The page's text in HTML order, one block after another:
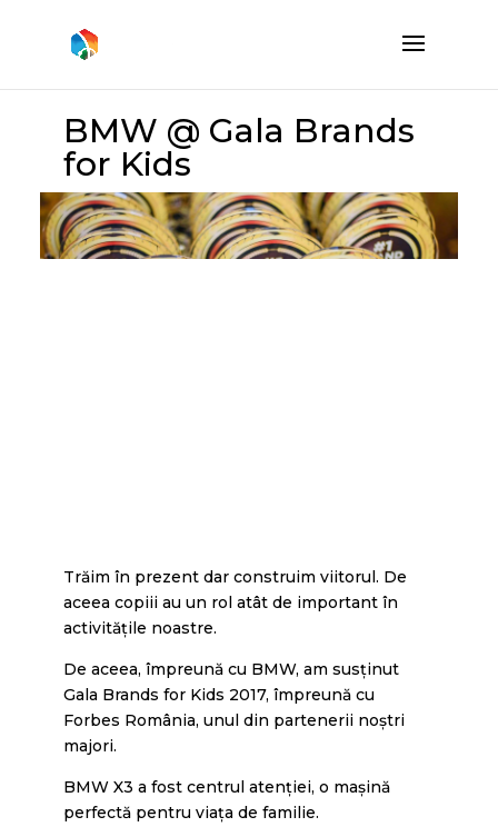
BMW @ Gala Brands
for Kids
Trăim în prezent dar construim viitorul. De
aceea copiii au un rol atât de important în
activitățile noastre.
De aceea, împreună cu BMW, am susținut
Gala Brands for Kids 2017, împreună cu
Forbes România, unul din partenerii noștri
majori.
BMW X3 a fost centrul atenției, o mașină
perfectă pentru viața de familie.